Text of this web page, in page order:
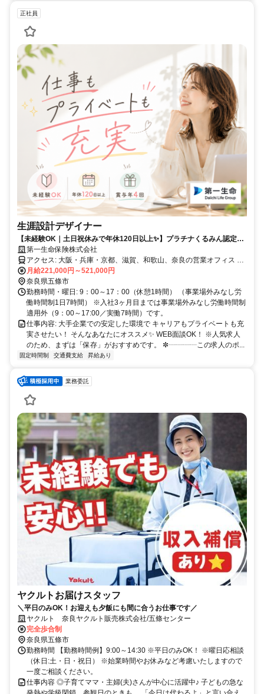
正社員
生涯設計デザイナー
【未経験OK｜土日祝休みで年休120日以上✨】プラチナくるみん認定取
得✨女性が多数活躍中✨
第一生命保険株式会社
アクセス: 大阪・兵庫・京都、滋賀、和歌山、奈良の営業オフィス ※
希望以外での転勤なし <試用期間の勤務地> 入社後6ヶ月は、配属支
社に近いキャリアカレッジで研修を実施します。通勤が難しい場合、
リモート受講も相談可能です。7ヶ月以降は大阪・兵庫・京都、滋
賀、和歌山、奈良に所在する営業オフィスの勤務となります。
✼┈┈┈┈┈┈┈┈┈┈┈┈┈┈┈┈┈┈┈✼
月給221,000円～521,000円
奈良県五條市
勤務時間・曜日: 9：00～17：00（休憩1時間） （事業場外みなし労
働時間制1日7時間） ※入社3ヶ月目までは事業場外みなし労働時間制
適用外（9：00～17:00／実働7時間）です。
仕事内容: 大手企業での安定した環境で キャリアもプライベートも充
実させたい！ そんなあなたにオススメ✨ WEB面談OK！ ※人気求人
のため、まずは「保存」がおすすめです。 ✼┈┈┈┈この求人のポ...
固定時間制 交通費支給 昇給あり
業務委託
ヤクルトお届けスタッフ
＼平日のみOK！お迎えも夕飯にも間に合うお仕事です／
ヤクルト 奈良ヤクルト販売株式会社/五條センター
完全歩合制
奈良県五條市
勤務時間 【勤務時間例】9:00～14:30 ※平日のみOK！ ※曜日応相談
（休日:土・日・祝日） ※始業時間やお休みなど考慮いたしますので
一度ご相談ください。
仕事内容 ◎子育てママ・主婦(夫)さんが中心に活躍中♪ 子どもの急な